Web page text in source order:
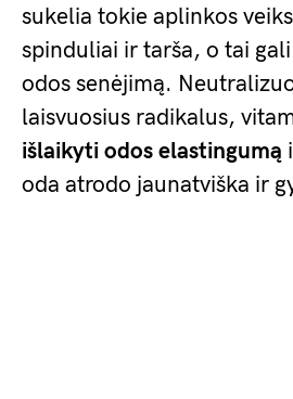
sukelia tokie aplinkos
spinduliai ir tarša, o tai
odos senėjimą.
laisvuosius radikalus,
išlaikyti odos elastingumą
oda atrodo jaunatviška ir